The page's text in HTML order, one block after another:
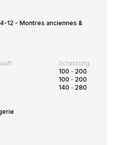
12 - Montres anciennes &
Schätzung:
100 - 200
100 - 200
140 - 280